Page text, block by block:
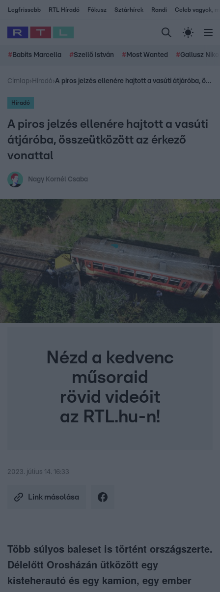
Legfrissebb RTL Híradó Fókusz Sztárhírek Randi Celeb vagyok,
# Babits Marcella #Szellő István # Most Wanted #Gallusz
Címlap› Híradó› A piros jelzés ellenére hajtott a vasúti átjáróba, összeütközött az érkező vonattal
Híradó
A piros jelzés ellenére hajtott a vasúti
átjáróba, összeütközött az érkező
vonattal
Nagy Kornél Csaba
Nézd a kedvenc
műsoraid
rövid videóit
az RTL.hu-n!
2023. július 14. 16:33
Link másolása
Több súlyos baleset is történt országszerte.
Délelőtt Orosházán ütközött egy
kisteherautó és egy kamion, egy ember